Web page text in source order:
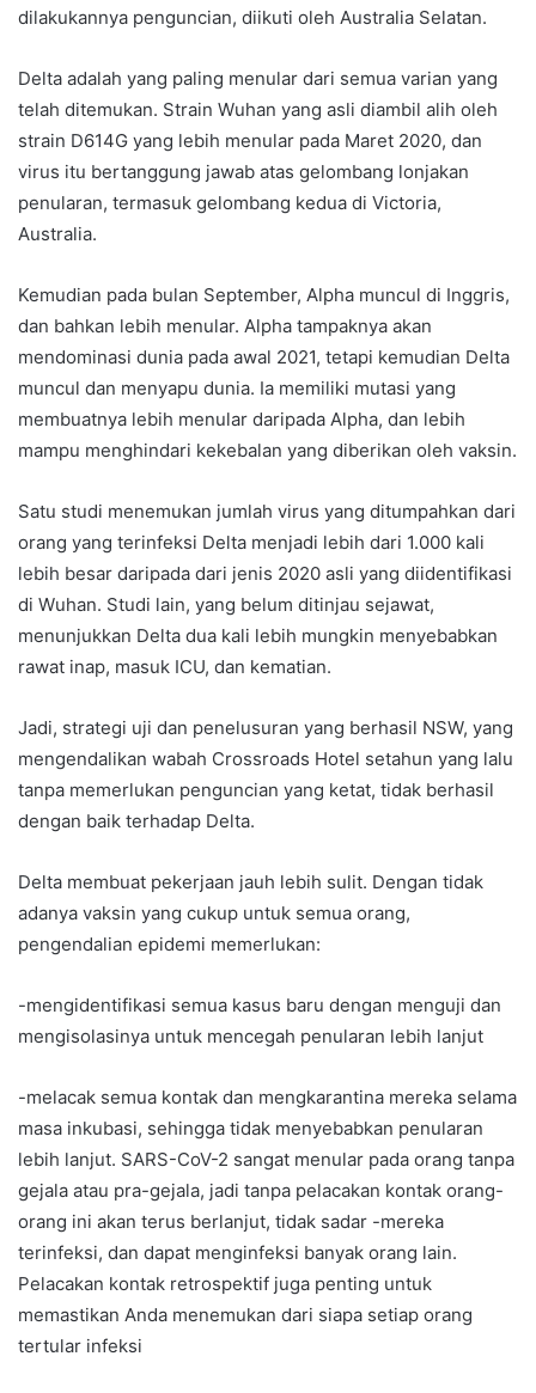
dilakukannya penguncian, diikuti oleh Australia Selatan.
Delta adalah yang paling menular dari semua varian yang
telah ditemukan. Strain Wuhan yang asli diambil alih oleh
strain D614G yang lebih menular pada Maret 2020, dan
virus itu bertanggung jawab atas gelombang lonjakan
penularan, termasuk gelombang kedua di Victoria,
Australia.
Kemudian pada bulan September, Alpha muncul di Inggris,
dan bahkan lebih menular. Alpha tampaknya akan
mendominasi dunia pada awal 2021, tetapi kemudian Delta
muncul dan menyapu dunia. Ia memiliki mutasi yang
membuatnya lebih menular daripada Alpha, dan lebih
mampu menghindari kekebalan yang diberikan oleh vaksin.
Satu studi menemukan jumlah virus yang ditumpahkan dari
orang yang terinfeksi Delta menjadi lebih dari 1.000 kali
lebih besar daripada dari jenis 2020 asli yang diidentifikasi
di Wuhan. Studi lain, yang belum ditinjau sejawat,
menunjukkan Delta dua kali lebih mungkin menyebabkan
rawat inap, masuk ICU, dan kematian.
Jadi, strategi uji dan penelusuran yang berhasil NSW, yang
mengendalikan wabah Crossroads Hotel setahun yang lalu
tanpa memerlukan penguncian yang ketat, tidak berhasil
dengan baik terhadap Delta.
Delta membuat pekerjaan jauh lebih sulit. Dengan tidak
adanya vaksin yang cukup untuk semua orang,
pengendalian epidemi memerlukan:
-mengidentifikasi semua kasus baru dengan menguji dan
mengisolasinya untuk mencegah penularan lebih lanjut
-melacak semua kontak dan mengkarantina mereka selama
masa inkubasi, sehingga tidak menyebabkan penularan
lebih lanjut. SARS-CoV-2 sangat menular pada orang tanpa
gejala atau pra-gejala, jadi tanpa pelacakan kontak orang-
orang ini akan terus berlanjut, tidak sadar -mereka
terinfeksi, dan dapat menginfeksi banyak orang lain.
Pelacakan kontak retrospektif juga penting untuk
memastikan Anda menemukan dari siapa setiap orang
tertular infeksi